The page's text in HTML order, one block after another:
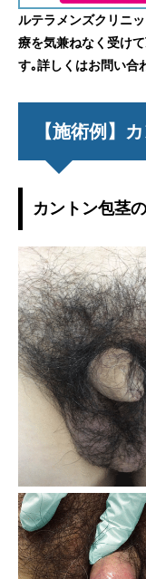
ルテラメンズクリニ
療を気兼ねなく受け
す｡詳しくはお問い合
【施術例】
カントン包茎